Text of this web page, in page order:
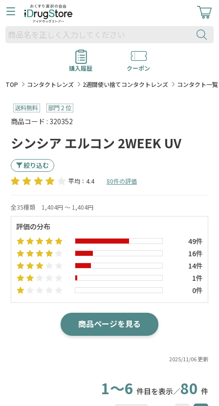
購入履歴
クーポン
TOP
コンタクトレンズ 2週間使い捨てコンタクトレンズ コンタクト一覧
商品コード : 320352
シンシア エルコン 2WEEK UV
絞り込む
平均：4.4 80件の評価
2025/11/06 更新
全35種類 1,404円 ～ 1,404円
評価の分布
49件
16件
14件
1件
0件
商品ページを見る
1～6 件目を表示／80 件